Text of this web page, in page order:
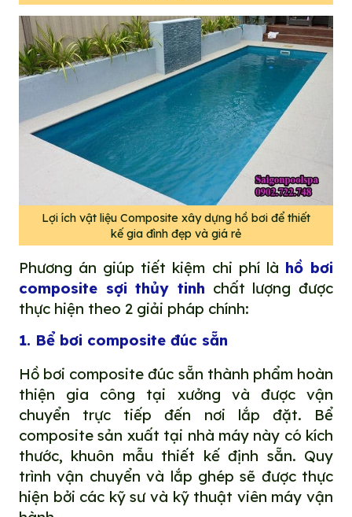
Lợi ích vật liệu Composite xây dựng hồ bơi để thiết
kế gia đình đẹp và giá rẻ
Phương án giúp tiết kiệm chi phí là hồ bơi
composite sợi thủy tinh chất lượng được
thực hiện theo 2 giải pháp chính:
1. Bể bơi composite đúc sẵn
Hồ bơi composite đúc sẵn thành phẩm hoàn
thiện gia công tại xưởng và được vận
chuyển trực tiếp đến nơi lắp đặt. Bể
composite sản xuất tại nhà máy này có kích
thước, khuôn mẫu thiết kế định sẵn. Quy
trình vận chuyển và lắp ghép sẽ được thực
hiện bởi các kỹ sư và kỹ thuật viên máy vận